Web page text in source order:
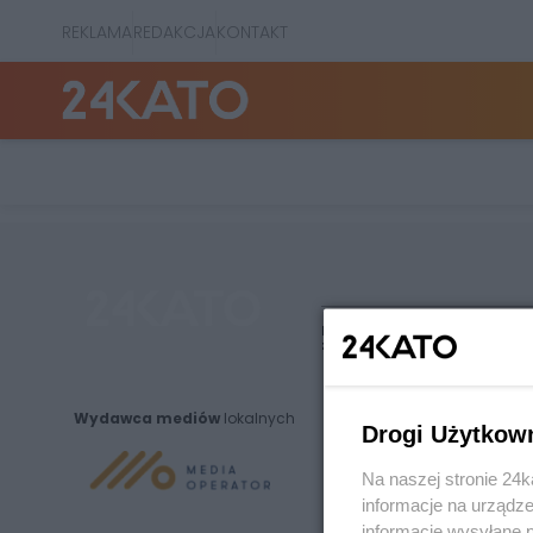
REKLAMAREDAKCJAKONTAKT
Wydawca mediów lokalnych
Nie zapomnij
zapoznać się z:
polityką prywatności
Drogi
Na naszej stronie
informacje na